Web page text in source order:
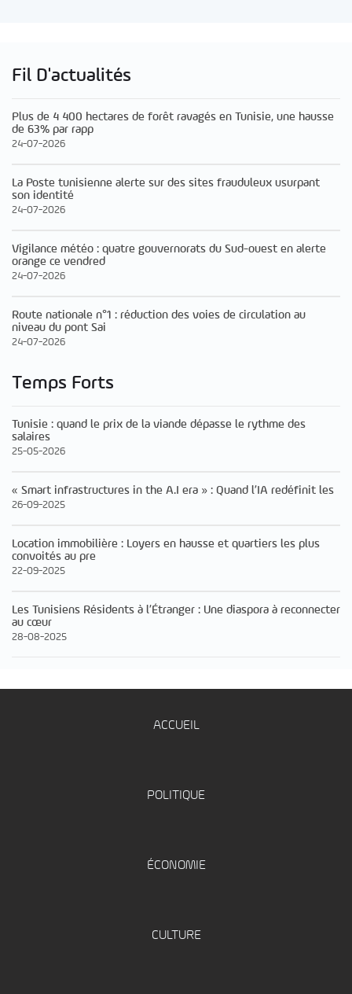
Fil D'actualités
Plus de 4 400 hectares de forêt ravagés en Tunisie, une hausse
de 63% par rapp
24-07-2026
La Poste tunisienne alerte sur des sites frauduleux usurpant
son identité
24-07-2026
Vigilance météo : quatre gouvernorats du Sud-ouest en alerte
orange ce vendred
24-07-2026
Route nationale n°1 : réduction des voies de circulation au
niveau du pont Sai
24-07-2026
Temps Forts
Tunisie : quand le prix de la viande dépasse le rythme des
salaires
25-05-2026
« Smart infrastructures in the A.I era » : Quand l’IA redéfinit les
26-09-2025
Location immobilière : Loyers en hausse et quartiers les plus
convoités au pre
22-09-2025
Les Tunisiens Résidents à l’Étranger : Une diaspora à reconnecter
au cœur
28-08-2025
ACCUEIL
POLITIQUE
ÉCONOMIE
CULTURE